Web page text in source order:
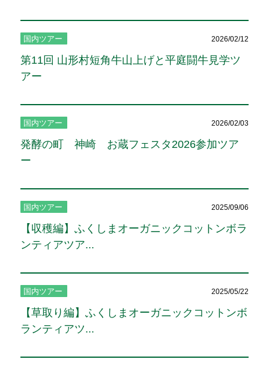
国内ツアー 2026/02/12
第11回 山形村短角牛山上げと平庭闘牛見学ツ
アー
国内ツアー 2026/02/03
発酵の町 神崎 お蔵フェスタ2026参加ツア
ー
国内ツアー 2025/09/06
【収穫編】ふくしまオーガニックコットンボラ
ンティアツア...
国内ツアー 2025/05/22
【草取り編】ふくしまオーガニックコットンボ
ランティアツ...